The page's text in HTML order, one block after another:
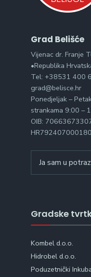
Grad Belišće
Vijenac dr. Franje
•Republika
Tel: +38531 400
grad@belisce.hr
Ponedjeljak –
strankama 9:00 –
OIB:
for:
Gradske
Kombel d.o.o.
Hidrobel d.o.o.
Poduzetnički